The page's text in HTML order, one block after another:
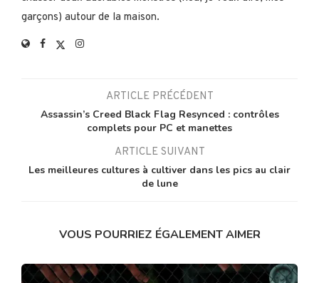
garçons) autour de la maison.
ARTICLE PRÉCÉDENT
Assassin’s Creed Black Flag Resynced : contrôles
complets pour PC et manettes
ARTICLE SUIVANT
Les meilleures cultures à cultiver dans les pics au clair
de lune
VOUS POURRIEZ ÉGALEMENT AIMER